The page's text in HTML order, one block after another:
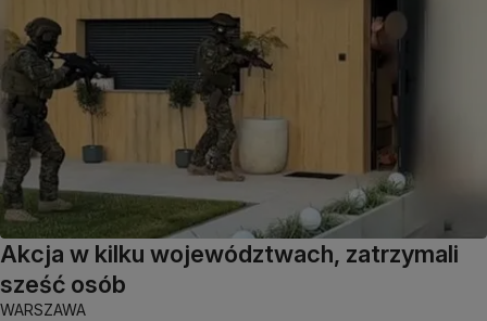
Akcja w kilku województwach, zatrzymali
sześć osób
WARSZAWA